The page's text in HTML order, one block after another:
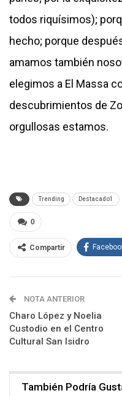
todos riquísimos);
hecho; porque
amamos también
elegimos a El Massa
descubrimientos de
orgullosas estamos.
Trending Destacado1
0
Compartir
NOTA ANTERIOR
Charo López y Noelia
Custodio en el Centro
Cultural San Isidro
También Podría